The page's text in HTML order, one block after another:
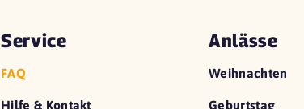
Service
FAQ
Hilfe & Kontakt
Anlässe
Weihnachten
Geburtstag